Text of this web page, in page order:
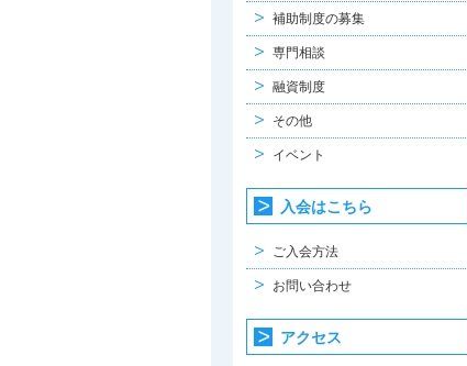
補助制度の募集
専門相談
融資制度
その他
イベント
入会はこちら
ご入会方法
お問い合わせ
アクセス